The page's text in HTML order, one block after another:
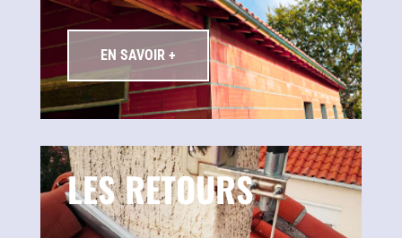
EN SAVOIR +
LES RETOURS